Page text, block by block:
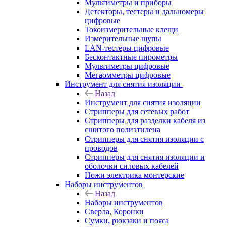
Мультиметры и приборы
Детекторы, тестеры и дальномеры
цифровые
Токоизмерительные клещи
Измерительные щупы
LAN-тестеры цифровые
Бесконтактные пирометры
Мультиметры цифровые
Мегаомметры цифровые
Инструмент для снятия изоляции
Назад
Инструмент для снятия изоляции
Стрипперы для сетевых работ
Стрипперы для разделки кабеля из
сшитого полиэтилена
Cтрипперы для снятия изоляции с
проводов
Стрипперы для снятия изоляции и
оболочки силовых кабелей
Ножи электрика монтерские
Наборы инструментов
Назад
Наборы инструментов
Сверла, Коронки
Сумки, рюкзаки и пояса